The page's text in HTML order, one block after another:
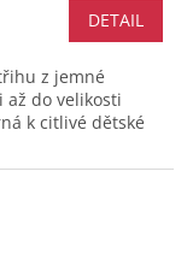
DETAIL
z jemné
do velikosti
k citlivé dětské